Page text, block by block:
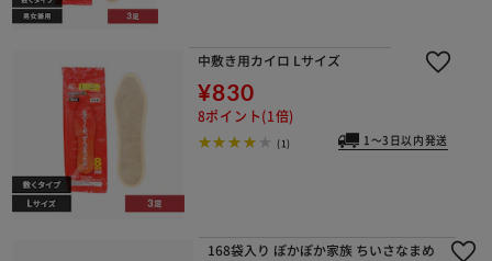
中敷き用カイロ Lサイズ
¥830
8ポイント(1倍)
(1) 1～3日以内発送
168袋入り ぽかぽか家族 ちいさなまめ